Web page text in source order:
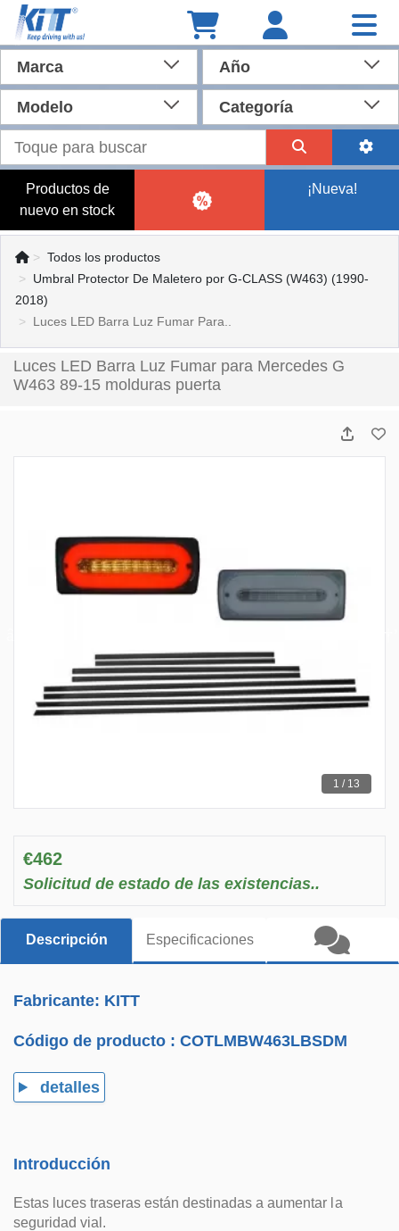
Marca Año
Modelo Categoría
Productos de
nuevo en stock
¡Nueva!
Todos los productos
Umbral Protector De Maletero por G-CLASS (W463) (1990-
2018)
Luces LED Barra Luz Fumar Para..
Luces LED Barra Luz Fumar para Mercedes G
W463 89-15 molduras puerta
1 / 13
€462
Solicitud de estado de las existencias..
Descripción Especificaciones
Fabricante: KITT
Código de producto :COTLMBW463LBSDM
detalles
Introducción
Estas luces traseras están destinadas a aumentar la
seguridad vial.